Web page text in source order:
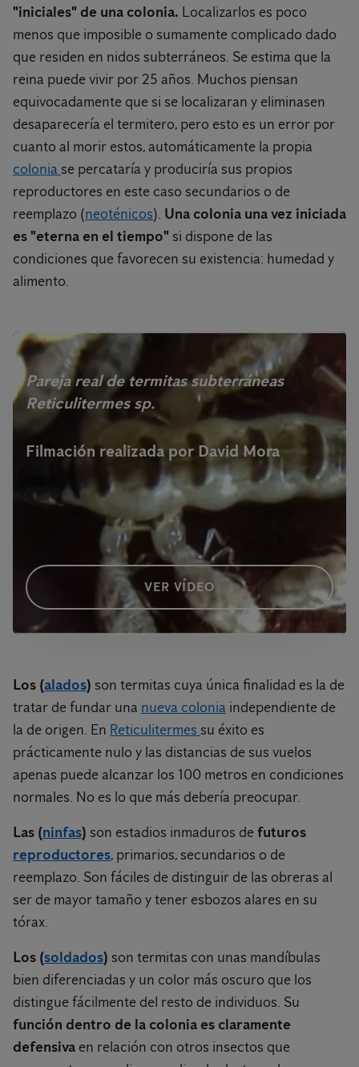
"iniciales" de una colonia. Localizarlos es poco
menos que imposible o sumamente complicado dado
que residen en nidos subterráneos. Se estima que la
reina puede vivir por 25 años. Muchos piensan
equivocadamente que si se localizaran y eliminasen
desaparecería el termitero, pero esto es un error por
cuanto al morir estos, automáticamente la propia
colonia se percataría y produciría sus propios
reproductores en este caso secundarios o de
reemplazo (neoténicos). Una colonia una vez iniciada
es "eterna en el tiempo" si dispone de las
condiciones que favorecen su existencia: humedad y
alimento.
Pareja real de termitas subterráneas
Reticulitermes sp.
Filmación realizada por David Mora
VER VÍDEO
Los (alados) son termitas cuya única finalidad es la de
tratar de fundar una nueva colonia independiente de
la de origen. En Reticulitermes su éxito es
prácticamente nulo y las distancias de sus vuelos
apenas puede alcanzar los 100 metros en condiciones
normales. No es lo que más debería preocupar.
Las (ninfas) son estadios inmaduros defuturos
reproductores, primarios, secundarios o de
reemplazo. Son fáciles de distinguir de las obreras al
ser de mayor tamaño y tener esbozos alares en su
tórax.
Los (soldados) son termitas con unas mandíbulas
bien diferenciadas y un color más oscuro que los
distingue fácilmente del resto de individuos. Su
función dentro de la colonia es claramente
defensiva en relación con otros insectos que